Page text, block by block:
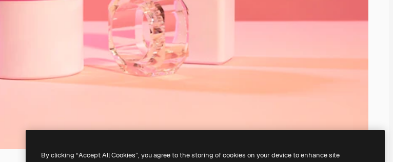
By clicking “Accept All Cookies”, you agree to the storing of cookies on your device to enhance site